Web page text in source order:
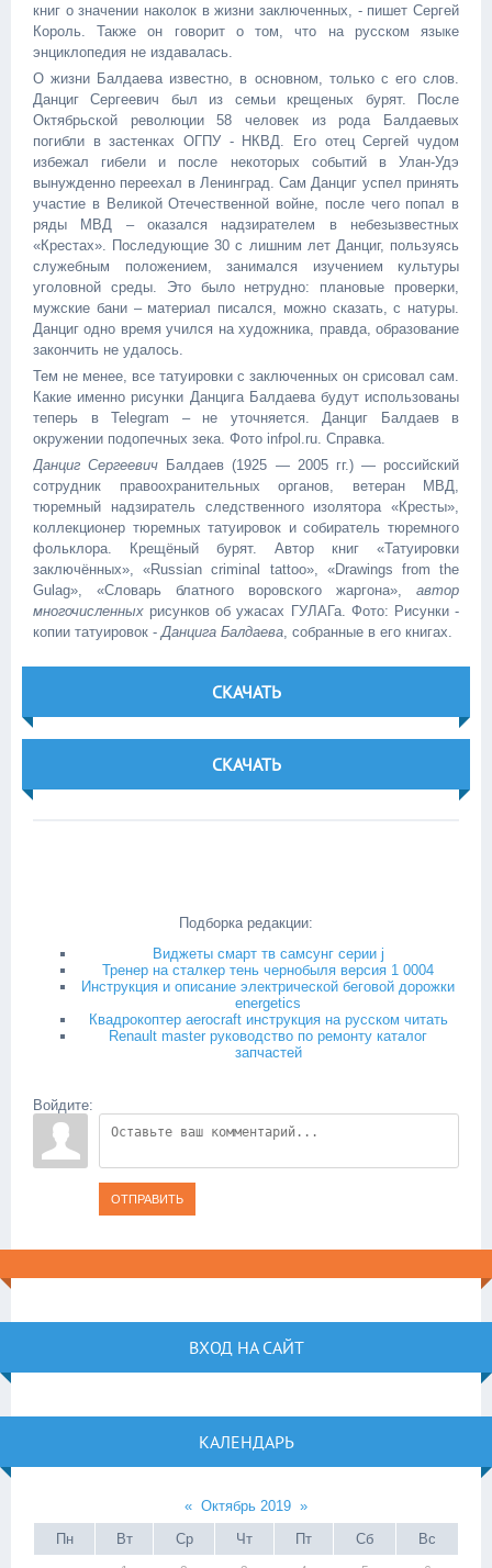
книг о значении наколок в жизни заключенных, - пишет Сергей
Король. Также он говорит о том, что на русском языке
энциклопедия не издавалась.
О жизни Балдаева известно, в основном, только с его слов.
Данциг Сергеевич был из семьи крещеных бурят. После
Октябрьской революции 58 человек из рода Балдаевых
погибли в застенках ОГПУ - НКВД. Его отец Сергей чудом
избежал гибели и после некоторых событий в Улан-Удэ
вынужденно переехал в Ленинград. Сам Данциг успел принять
участие в Великой Отечественной войне, после чего попал в
ряды МВД – оказался надзирателем в небезызвестных
«Крестах». Последующие 30 с лишним лет Данциг, пользуясь
служебным положением, занимался изучением культуры
уголовной среды. Это было нетрудно: плановые проверки,
мужские бани – материал писался, можно сказать, с натуры.
Данциг одно время учился на художника, правда, образование
закончить не удалось.
Тем не менее, все татуировки с заключенных он срисовал сам.
Какие именно рисунки Данцига Балдаева будут использованы
теперь в Telegram – не уточняется. Данциг Балдаев в
окружении подопечных зека. Фото infpol.ru. Справка.
Данциг Сергеевич Балдаев (1925 — 2005 гг.) — российский
сотрудник правоохранительных органов, ветеран МВД,
тюремный надзиратель следственного изолятора «Кресты»,
коллекционер тюремных татуировок и собиратель тюремного
фольклора. Крещёный бурят. Автор книг «Татуировки
заключённых», «Russian criminal tattoo», «Drawings from the
Gulag», «Словарь блатного воровского жаргона», автор
многочисленных рисунков об ужасах ГУЛАГа. Фото: Рисунки -
копии татуировок - Данцига Балдаева , собранные в его книгах.
СКАЧАТЬ
СКАЧАТЬ
Подборка редакции:
Виджеты смарт тв самсунг серии j
Тренер на сталкер тень чернобыля версия 1 0004
Инструкция и описание электрической беговой дорожки
energetics
Квадрокоптер aerocraft инструкция на русском читать
Renault master руководство по ремонту каталог
запчастей
Войдите:
ОТПРАВИТЬ
ВХОД НА САЙТ
КАЛЕНДАРЬ
« Октябрь 2019 »
Пн
Вт Ср Чт Пт Сб Вс